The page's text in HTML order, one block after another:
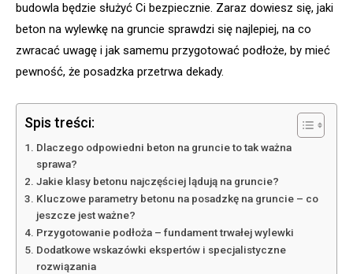
budowla będzie służyć Ci bezpiecznie. Zaraz dowiesz się, jaki
beton na wylewkę na gruncie sprawdzi się najlepiej, na co
zwracać uwagę i jak samemu przygotować podłoże, by mieć
pewność, że posadzka przetrwa dekady.
Spis treści:
Dlaczego odpowiedni beton na gruncie to tak ważna
sprawa?
Jakie klasy betonu najczęściej lądują na gruncie?
Kluczowe parametry betonu na posadzkę na gruncie – co
jeszcze jest ważne?
Przygotowanie podłoża – fundament trwałej wylewki
Dodatkowe wskazówki ekspertów i specjalistyczne
rozwiązania